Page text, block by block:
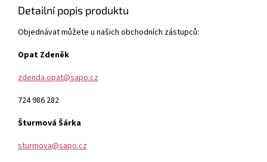
Detailní popis produktu
Objednávat můžete u našich obchodních zástupců:
Opat Zdeněk
zdenda.opat@sapo.cz
724 986 282
Šturmová Šárka
sturmova@sapo.cz